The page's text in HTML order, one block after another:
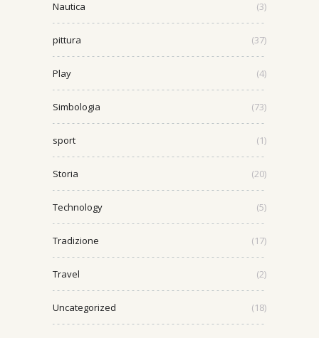
Nautica (3)
pittura (37)
Play (4)
Simbologia (73)
sport (1)
Storia (20)
Technology (5)
Tradizione (17)
Travel (2)
Uncategorized (18)